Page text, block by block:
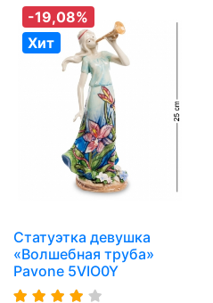
-19,08%
Хит
Статуэтка девушка
«Волшебная труба»
Pavone 5VIO0Y